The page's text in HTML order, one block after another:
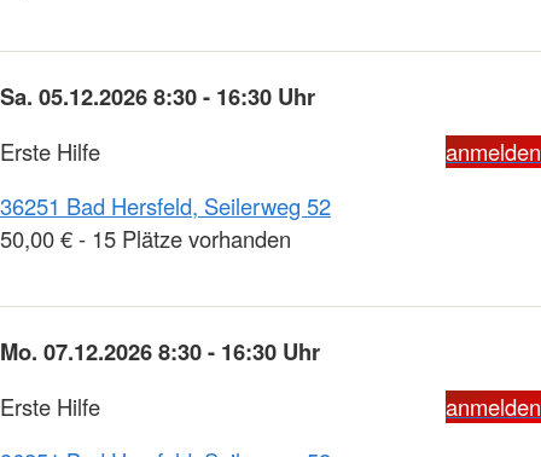
Sa. 05.12.2026 8:30 - 16:30 Uhr
Erste Hilfe
anmelden
36251 Bad Hersfeld, Seilerweg 52
50,00 € - 15 Plätze vorhanden
Mo. 07.12.2026 8:30 - 16:30 Uhr
Erste Hilfe
anmelden